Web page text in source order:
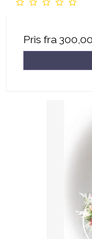
Pris fra